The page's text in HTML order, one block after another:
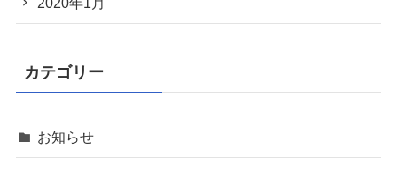
カテゴリー
お知らせ